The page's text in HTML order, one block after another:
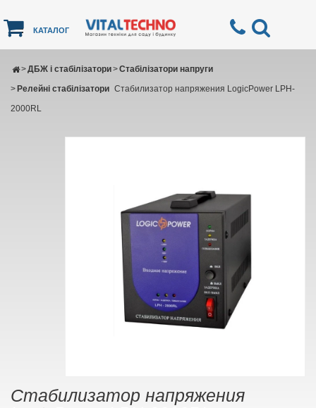
КАТАЛОГ
ДБЖ і стабілізатори
> Стабілізатори напруги
>
Релейні стабілізатори
>
Стабилизатор напряжения LogicPower LPH-
2000RL
Стабилизатор напряжения